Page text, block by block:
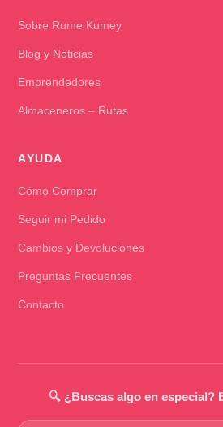
Sobre Rume Kumey
Blog y Noticias
Emprendedores
Almaceneros – Rutas
AYUDA
Cómo Comprar
Seguir mi Pedido
Cambios y Devoluciones
Preguntas Frecuentes
Contacto
🔍 ¿Buscas algo en especial?